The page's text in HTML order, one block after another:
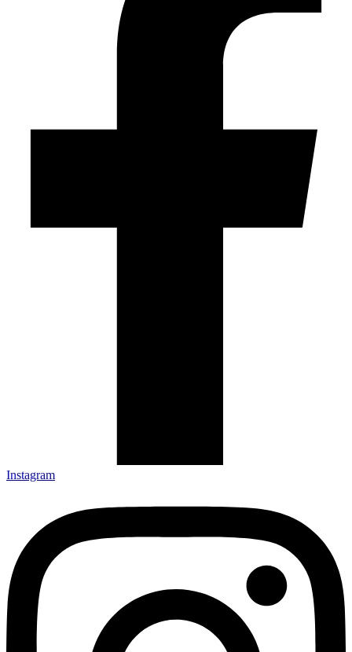
Instagram